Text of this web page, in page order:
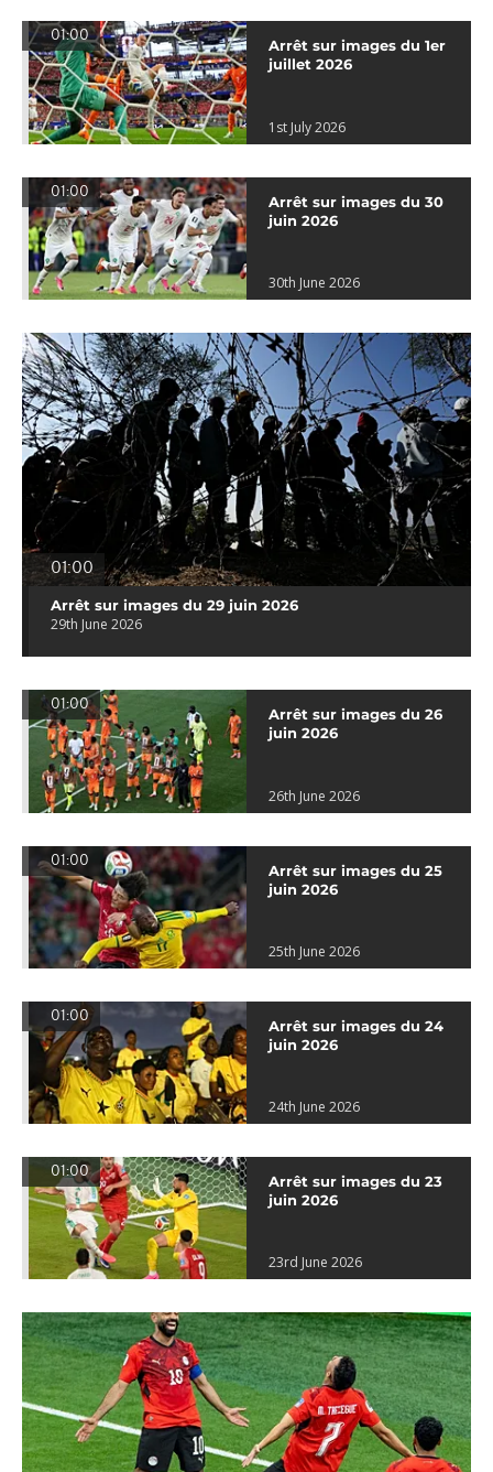
01:00
Arrêt sur images du 1er
juillet 2026
1st July 2026
01:00
Arrêt sur images du 30
juin 2026
30th June 2026
01:00
Arrêt sur images du 29 juin 2026
29th June 2026
01:00
Arrêt sur images du 26
juin 2026
26th June 2026
01:00
Arrêt sur images du 25
juin 2026
25th June 2026
01:00
Arrêt sur images du 24
juin 2026
24th June 2026
01:00
Arrêt sur images du 23
juin 2026
23rd June 2026